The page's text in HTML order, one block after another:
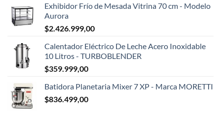
Exhibidor Frío de Mesada Vitrina 70 cm - Modelo
Aurora
$2.426.999,00
Calentador Eléctrico De Leche Acero Inoxidable
10 Litros - TURBOBLENDER
$359.999,00
Batidora Planetaria Mixer 7 XP - Marca MORETTI
$836.499,00